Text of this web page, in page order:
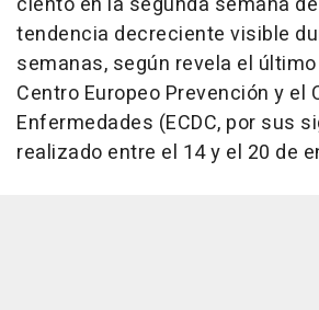
tendencia decreciente visible
semanas, según revela el
Centro Europeo Prevención y el
Enfermedades (ECDC, por sus
realizado entre el 14 y el 20 de